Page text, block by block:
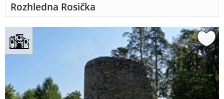
Rozhledna Rosička